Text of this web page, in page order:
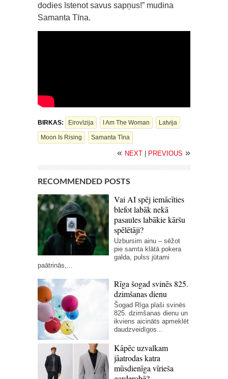
dodies īstenot savus sapņus!” mudina
Samanta Tīna.
BIRKAS: Eirovīzija I Am The Woman Latvija
Moon Is Rising Samanta Tīna
« NEXT | PREVIOUS »
RECOMMENDED POSTS
Vai AI spēj iemācīties
blefot labāk nekā
pasaules labākie kāršu
spēlētāji?
Uzbursim ainu – sēžot
pie samta klātā pokera
galda, pulss jūtami
paātrinās,...
Rīga šogad svinēs 825.
dzimšanas dienu
Šogad Rīga plaši svinēs
825. dzimšanas dienu un
ikviens aicināts apmeklēt
daudzveidīgos...
Kāpēc uzvalkam
jāatrodas katra
mūsdienīga vīrieša